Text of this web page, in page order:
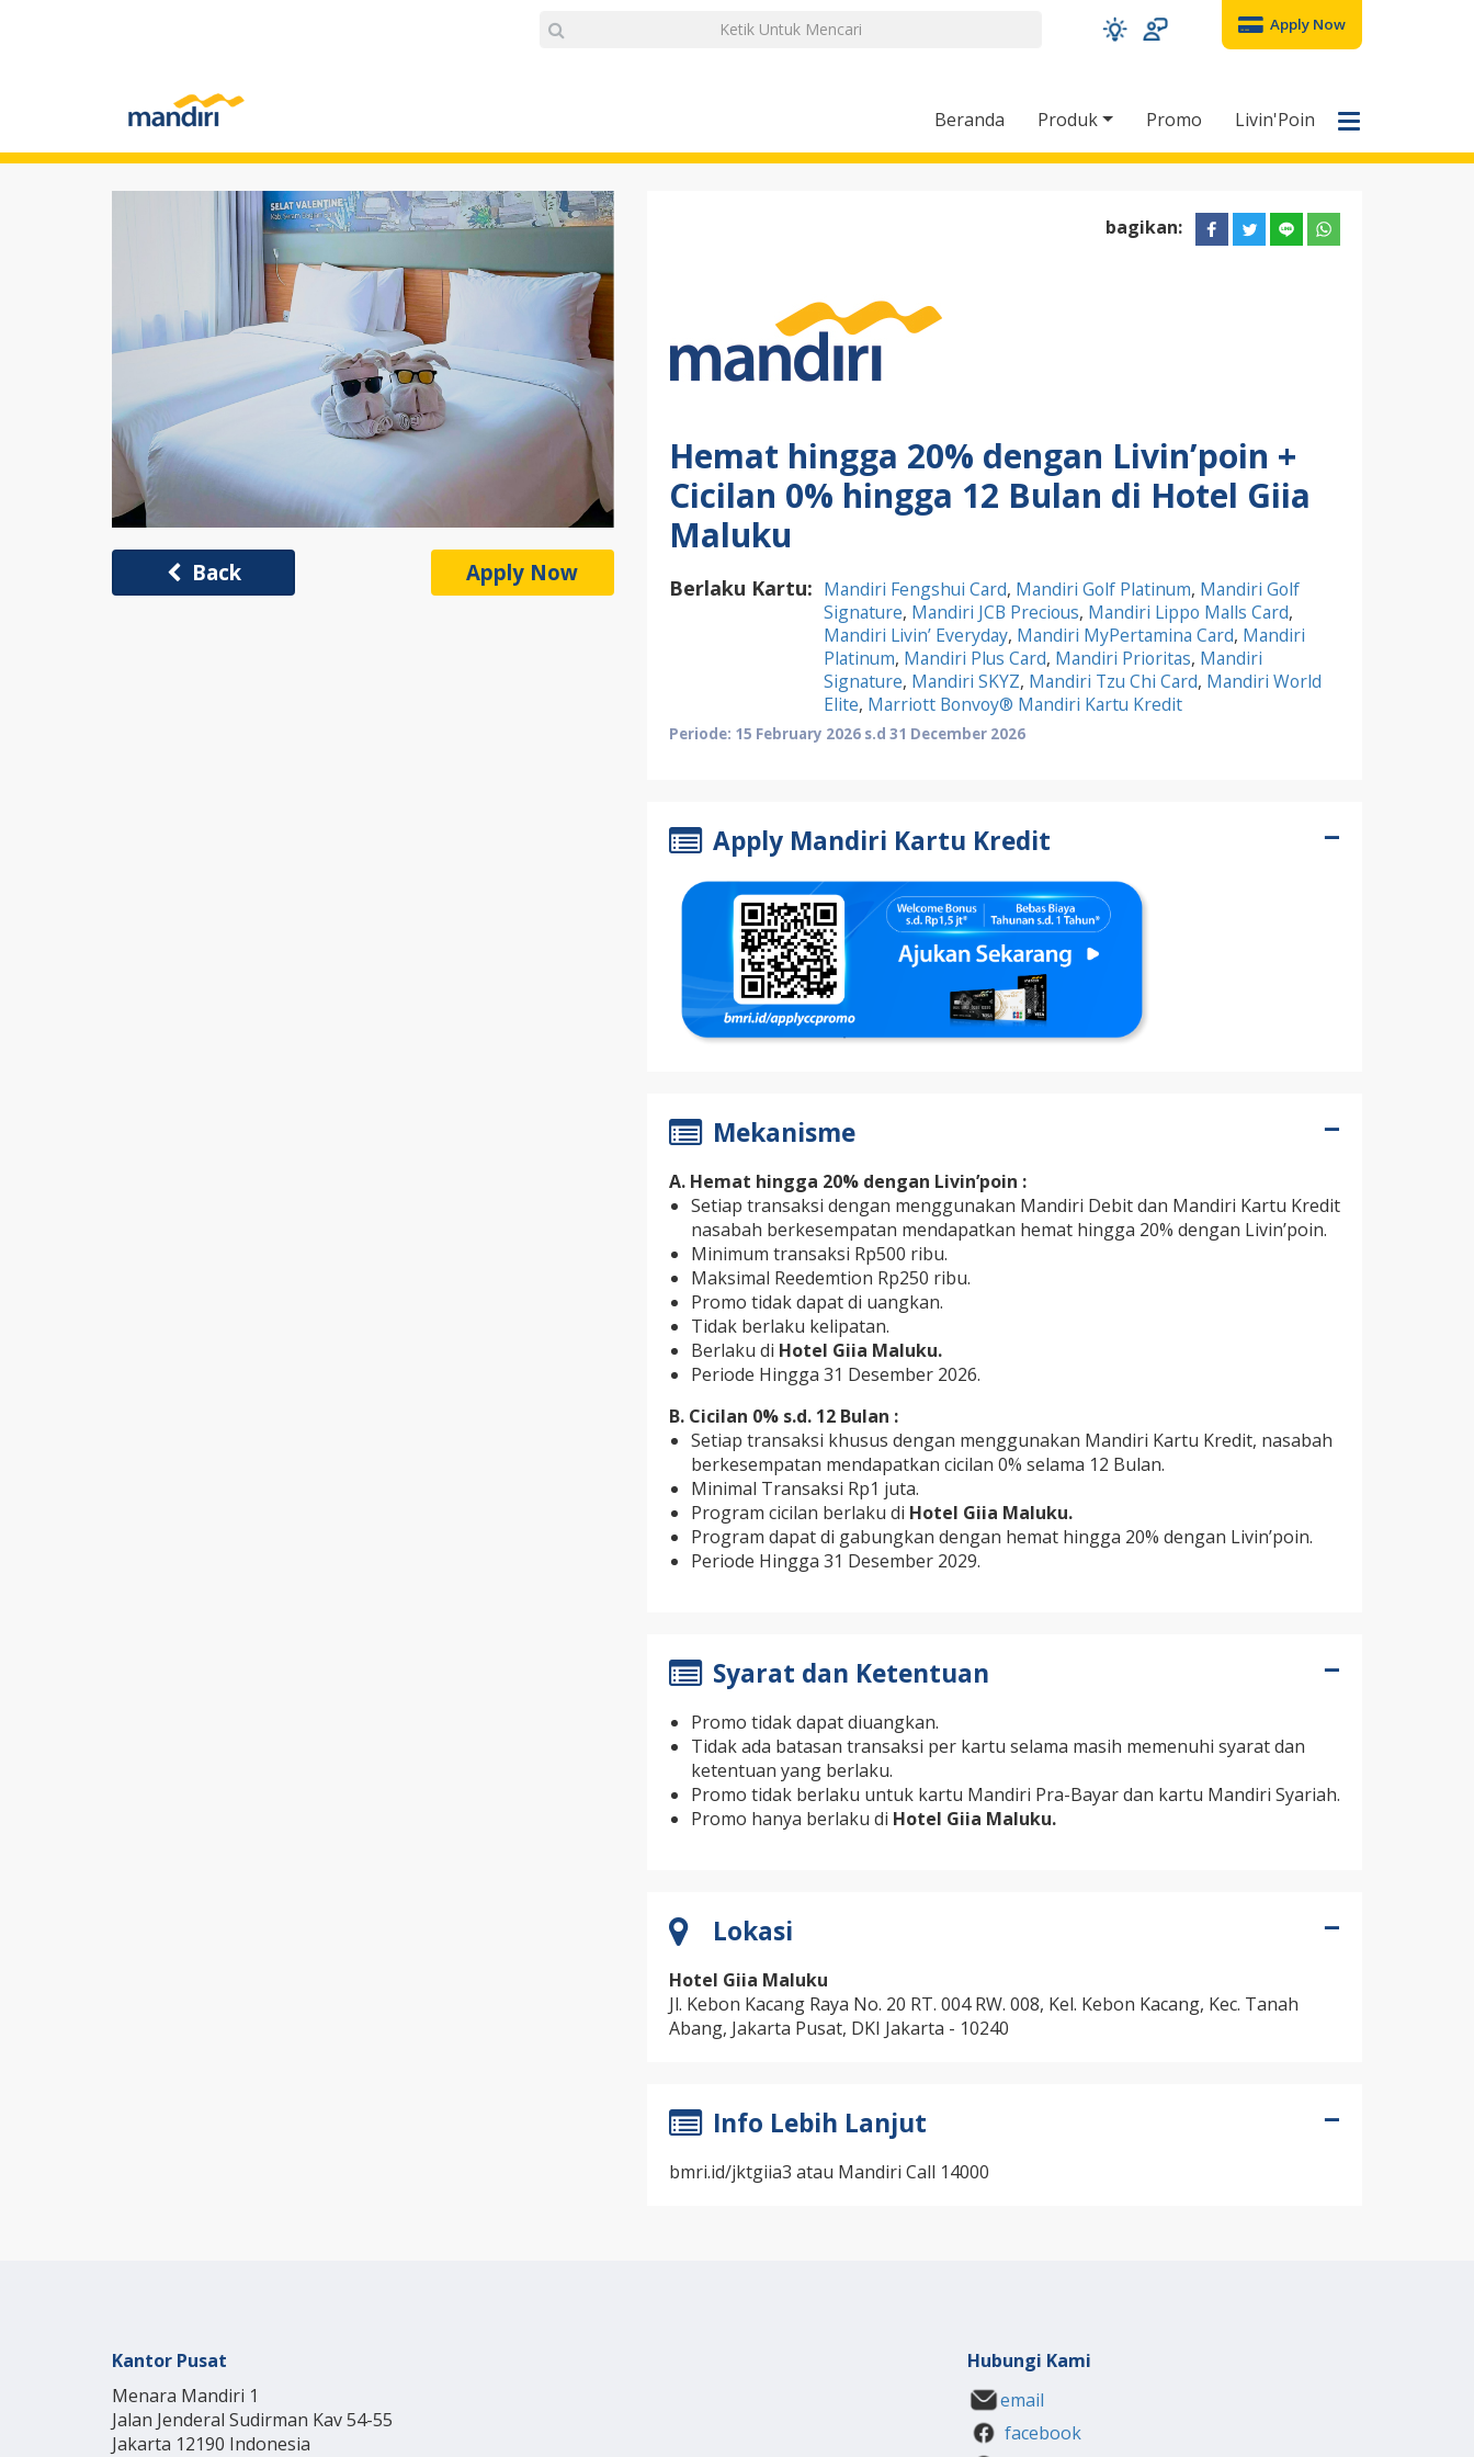
Apply Now
Beranda Produk Promo Livin'Poin
Back Apply Now
bagikan:
Hemat hingga 20% dengan Livin’poin +
Cicilan 0% hingga 12 Bulan di Hotel Giia
Maluku
Berlaku Kartu: Mandiri Fengshui Card, Mandiri Golf Platinum, Mandiri Golf
Signature, Mandiri JCB Precious, Mandiri Lippo Malls Card,
Mandiri Livin’ Everyday, Mandiri MyPertamina Card, Mandiri
Platinum, Mandiri Plus Card, Mandiri Prioritas, Mandiri
Signature, Mandiri SKYZ, Mandiri Tzu Chi Card, Mandiri World
Elite, Marriott Bonvoy® Mandiri Kartu Kredit
Periode: 15 February 2026 s.d 31 December 2026
Apply Mandiri Kartu Kredit
Mekanisme
A. Hemat hingga 20% dengan Livin’poin :
Setiap transaksi dengan menggunakan Mandiri Debit dan Mandiri Kartu Kredit
nasabah berkesempatan mendapatkan hemat hingga 20% dengan Livin’poin.
Minimum transaksi Rp500 ribu.
Maksimal Reedemtion Rp250 ribu.
Promo tidak dapat di uangkan.
Tidak berlaku kelipatan.
Berlaku di Hotel Giia Maluku.
Periode Hingga 31 Desember 2026.
B. Cicilan 0% s.d. 12 Bulan :
Setiap transaksi khusus dengan menggunakan Mandiri Kartu Kredit, nasabah
berkesempatan mendapatkan cicilan 0% selama 12 Bulan.
Minimal Transaksi Rp1 juta.
Program cicilan berlaku di Hotel Giia Maluku.
Program dapat di gabungkan dengan hemat hingga 20% dengan Livin’poin.
Periode Hingga 31 Desember 2029.
Syarat dan Ketentuan
Promo tidak dapat diuangkan.
Tidak ada batasan transaksi per kartu selama masih memenuhi syarat dan
ketentuan yang berlaku.
Promo tidak berlaku untuk kartu Mandiri Pra-Bayar dan kartu Mandiri Syariah.
Promo hanya berlaku di Hotel Giia Maluku.
Lokasi
Hotel Giia Maluku
Jl. Kebon Kacang Raya No. 20 RT. 004 RW. 008, Kel. Kebon Kacang, Kec. Tanah
Abang, Jakarta Pusat, DKI Jakarta - 10240
Info Lebih Lanjut
bmri.id/jktgiia3 atau Mandiri Call 14000
Kantor Pusat
Menara Mandiri 1
Jalan Jenderal Sudirman Kav 54-55
Jakarta 12190 Indonesia
Hubungi Kami
email
facebook